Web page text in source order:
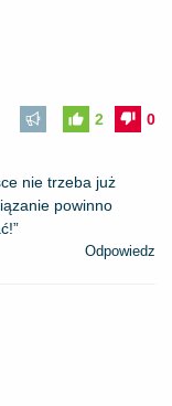
0
2
nie trzeba już
powinno
Odpowiedz